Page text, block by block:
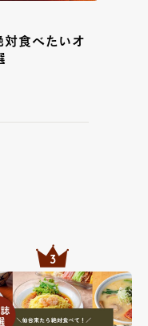
対食べたいオ